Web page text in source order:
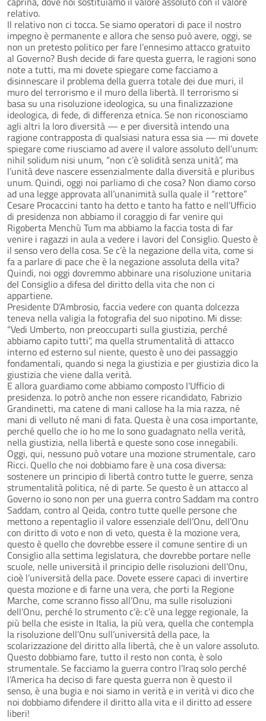
relativo.
Il relativo non ci tocca. Se siamo operatori di pace il nostro
impegno è permanente e allora che senso può avere, oggi, se
non un pretesto politico per fare l’ennesimo attacco gratuito
al Governo? Bush decide di fare questa guerra, le ragioni sono
note a tutti, ma mi dovete spiegare come facciamo a
disinnescare il problema della guerra totale dei due muri, il
muro del terrorismo e il muro della libertà. Il terrorismo si
basa su una risoluzione ideologica, su una finalizzazione
ideologica, di fede, di differenza etnica. Se non riconosciamo
agli altri la loro diversità — e per diversità intendo una
ragione contrapposta di qualsiasi natura essa sia — mi dovete
spiegare come riusciamo ad avere il valore assoluto dell’unum:
nihil solidum nisi unum, “non c’è solidità senza unità”, ma
l’unità deve nascere essenzialmente dalla diversità e pluribus
unum. Quindi, oggi noi parliamo di che cosa? Non diamo corso
ad una legge approvata all’unanimità sulla quale il “rettore”
Cesare Procaccini tanto ha detto e tanto ha fatto e nell’Ufficio
di presidenza non abbiamo il coraggio di far venire qui
Rigoberta Menchù Tum ma abbiamo la faccia tosta di far
venire i ragazzi in aula a vedere i lavori del Consiglio. Questo è
il senso vero della cosa. Se c’è la negazione della vita, come si
fa a parlare di pace che è la negazione assoluta della vita?
Quindi, noi oggi dovremmo abbinare una risoluzione unitaria
del Consiglio a difesa del diritto della vita che non ci
appartiene.
Presidente D’Ambrosio, faccia vedere con quanta dolcezza
teneva nella valigia la fotografia del suo nipotino. Mi disse:
“Vedi Umberto, non preoccuparti sulla giustizia, perché
abbiamo capito tutti”, ma quella strumentalità di attacco
interno ed esterno sul niente, questo è uno dei passaggio
fondamentali, quando si nega la giustizia e per giustizia dico la
giustizia che viene dalla verità.
E allora guardiamo come abbiamo composto l’Ufficio di
presidenza. Io potrò anche non essere ricandidato, Fabrizio
Grandinetti, ma catene di mani callose ha la mia razza, né
mani di velluto né mani di fata. Questa è una cosa importante,
perché quello che io ho me lo sono guadagnato nella verità,
nella giustizia, nella libertà e queste sono cose innegabili.
Oggi, qui, nessuno può votare una mozione strumentale, caro
Ricci. Quello che noi dobbiamo fare è una cosa diversa:
sostenere un principio di libertà contro tutte le guerre, senza
strumentalità politica, né di parte. Se questo è un attacco al
Governo io sono non per una guerra contro Saddam ma contro
Saddam, contro al Qeida, contro tutte quelle persone che
mettono a repentaglio il valore essenziale dell’Onu, dell’Onu
con diritto di voto e non di veto, questa è la mozione vera,
questo è quello che dovrebbe essere il comune sentire di un
Consiglio alla settima legislatura, che dovrebbe portare nelle
scuole, nelle università il principio delle risoluzioni dell’Onu,
cioè l’università della pace. Dovete essere capaci di invertire
questa mozione e di farne una vera, che porti la Regione
Marche, come scranno fisso all’Onu, ma sulle risoluzioni
dell’Onu, perché lo strumento c’è: c’è una legge regionale, la
più bella che esiste in Italia, la più vera, quella che contempla
la risoluzione dell’Onu sull’università della pace, la
scolarizzazione del diritto alla libertà, che è un valore assoluto.
Questo dobbiamo fare, tutto il resto non conta, è solo
strumentale. Se facciamo la guerra contro l’Iraq solo perché
l’America ha deciso di fare questa guerra non è questo il
senso, è una bugia e noi siamo in verità e in verità vi dico che
noi dobbiamo difendere il diritto alla vita e il diritto ad essere
liberi!